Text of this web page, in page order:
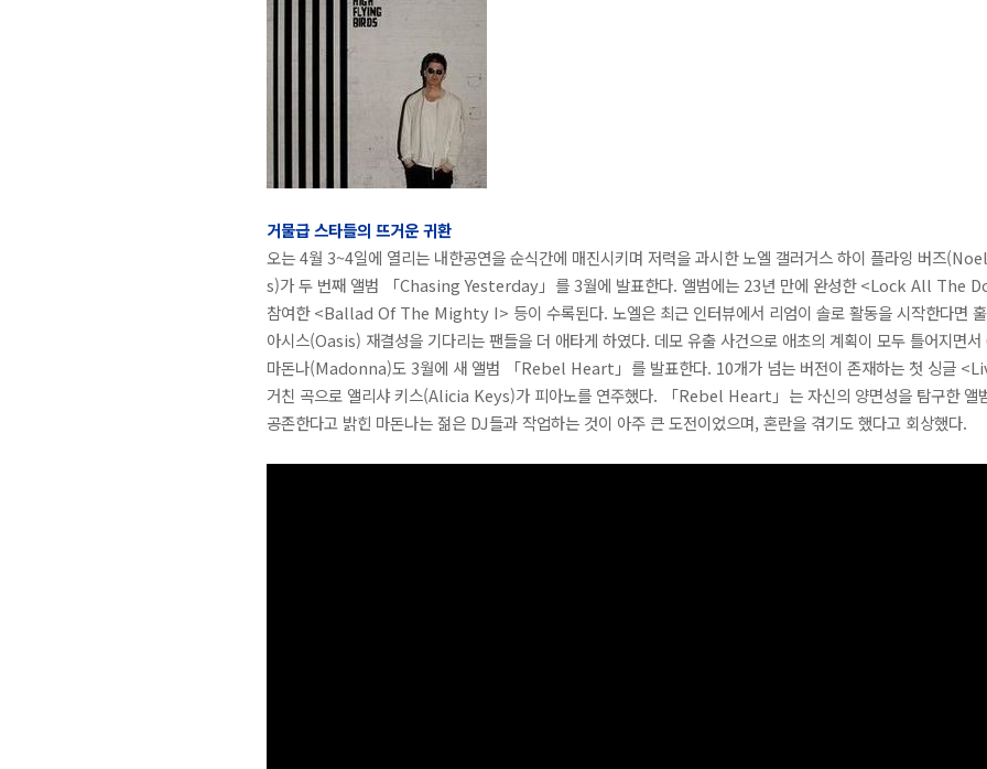
거물급 스타들의 뜨거운 귀환
오는 4월 3~4일에 열리는 내한공연을 순식간에 매진시키며 저력을 과시한 노엘 갤러거스 하이 플라잉 버
s)가 두 번째 앨범 「Chasing Yesterday」를 3월에 발표한다. 앨범에는 23년 만에 완성한 <Lock All The
참여한 <Ballad Of The Mighty I> 등이 수록된다. 노엘은 최근 인터뷰에서 리엄이 솔로 활동을 시작한다면
아시스(Oasis) 재결성을 기다리는 팬들을 더 애타게 하였다. 데모 유출 사건으로 애초의 계획이 모두 틀어지면
마돈나(Madonna)도 3월에 새 앨범 「Rebel Heart」를 발표한다. 10개가 넘는 버전이 존재하는 첫 싱글
거친 곡으로 앨리샤 키스(Alicia Keys)가 피아노를 연주했다. 「Rebel Heart」는 자신의 양면성을 탐구한 앨
공존한다고 밝힌 마돈나는 젊은 DJ들과 작업하는 것이 아주 큰 도전이었으며, 혼란을 겪기도 했다고 회상했다.